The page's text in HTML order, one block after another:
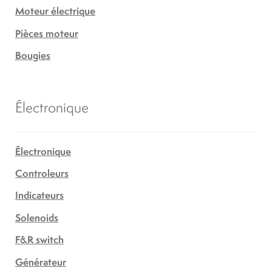
Moteur électrique
Pièces moteur
Bougies
Électronique
Électronique
Controleurs
Indicateurs
Solenoids
F&R switch
Générateur